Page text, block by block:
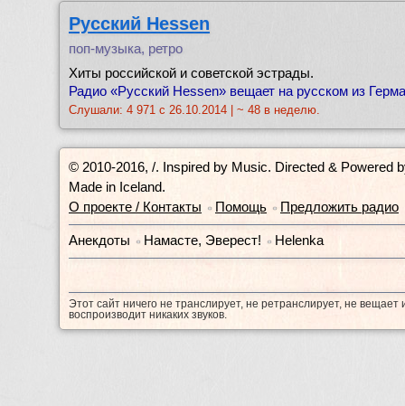
Русский Hessen
поп-музыка, ретро
Хиты российской и советской эстрады.
Радио «Русский Hessen» вещает на русском из
Слушали: 4 971 с 26.10.2014 | ~ 48 в неделю.
© 2010-2016, /.
Inspired by Music. Directed & Powered
Made in Iceland.
О проекте / Контакты • Помощь • Предложить радио
Анекдоты • Намасте, Эверест! • Helenka
Этот сайт ничего не транслирует, не ретранслирует, не вещает
воспроизводит никаких звуков.